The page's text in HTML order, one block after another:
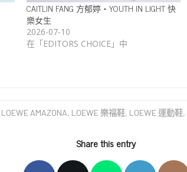
CAITLIN FANG 方郁婷・YOUTH IN LIGHT 快
樂女生
2026-07-10
在「EDITORS CHOICE」中
LOEWE AMAZONA, LOEWE 樂福鞋, LOEWE 運動鞋,
Share this entry